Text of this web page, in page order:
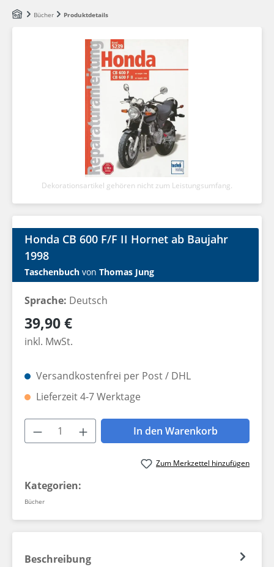
Zum Hauptinhalt springen
Bücher Produktdetails
Dekorationsartikel gehören nicht zum Leistungsumfang.
Honda CB 600 F/F II Hornet ab Baujahr
1998
Taschenbuch von Thomas Jung
Sprache: Deutsch
Regulärer Preis:
39,90 €
inkl. MwSt.
Versandkostenfrei per Post / DHL
Lieferzeit 4-7 Werktage
Produkt Anzahl: Gib den
In den Warenkorb
Zum Merkzettel hinzufügen
Kategorien:
Bücher
Beschreibung